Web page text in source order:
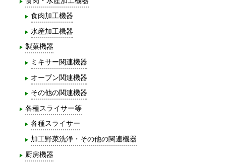
食肉加工機器
水産加工機器
製菓機器
ミキサー関連機器
オーブン関連機器
その他の関連機器
各種スライサー等
各種スライサー
加工野菜洗浄・その他の関連機器
厨房機器